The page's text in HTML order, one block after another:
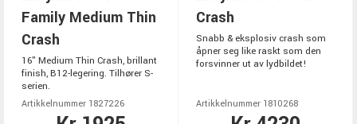
Family Medium Thin
Crash
16" Medium Thin Crash, brillant
finish, B12-legering. Tilhører S-
serien.
Artikkelnummer 1827226
Crash
Snabb & eksplosiv crash som
åpner seg like raskt som den
forsvinner ut av lydbildet!
Artikkelnummer 1810268